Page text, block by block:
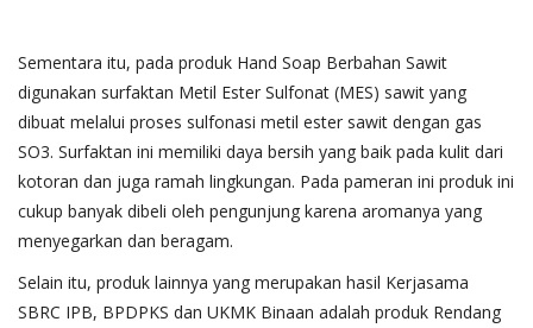
Sementara itu, pada produk Hand Soap Berbahan Sawit
digunakan surfaktan Metil Ester Sulfonat (MES) sawit yang
dibuat melalui proses sulfonasi metil ester sawit dengan gas
SO3. Surfaktan ini memiliki daya bersih yang baik pada kulit dari
kotoran dan juga ramah lingkungan. Pada pameran ini produk ini
cukup banyak dibeli oleh pengunjung karena aromanya yang
menyegarkan dan beragam.
Selain itu, produk lainnya yang merupakan hasil Kerjasama
SBRC IPB, BPDPKS dan UKMK Binaan adalah produk Rendang